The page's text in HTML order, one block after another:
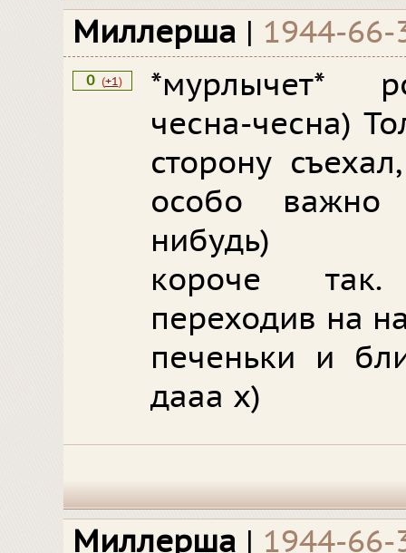
Миллерша | 1944-66-
0 (+1)
*мурлычет*
чесна-чесна)
сторону
особо
нибудь)
короче
переходив на
печеньки и
дааа х)
Миллерша | 1944-66-